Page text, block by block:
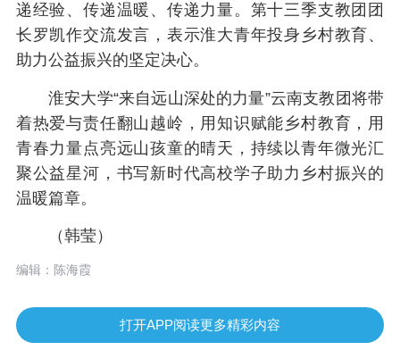
递经验、传递温暖、传递力量。第十三季支教团团
长罗凯作交流发言，表示淮大青年投身乡村教育、
助力公益振兴的坚定决心。
淮安大学“来自远山深处的力量”云南支教团将带
着热爱与责任翻山越岭，用知识赋能乡村教育，用
青春力量点亮远山孩童的晴天，持续以青年微光汇
聚公益星河，书写新时代高校学子助力乡村振兴的
温暖篇章。
（韩莹）
编辑：陈海霞
打开APP阅读更多精彩内容